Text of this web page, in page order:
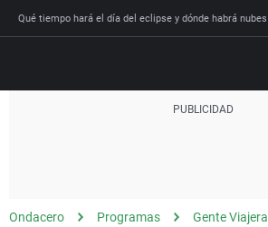
Qué tiempo hará el día del eclipse y dónde habrá nubes
Ondacero Programas Gente Viajera